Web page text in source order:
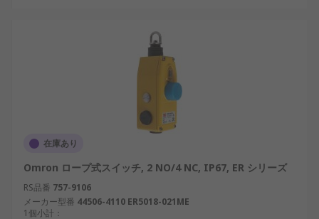
在庫あり
Omron ロープ式スイッチ, 2 NO/4 NC, IP67, ER シリーズ
RS品番 757-9106
メーカー型番 44506-4110 ER5018-021ME
1個小計：